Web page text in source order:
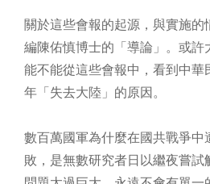
關於這些會報的起源，與實施的
編陳佑慎博士的「導論」。或許
能不能從這些會報中，看到中華
年「失去大陸」的原因。
數百萬國軍為什麼在國共戰爭中
敗，是無數研究者日以繼夜嘗試